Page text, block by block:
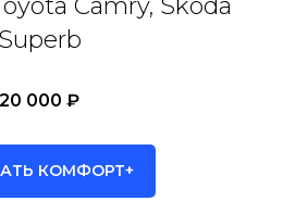
Superb
20 000 ₽
КОМФОРТ+